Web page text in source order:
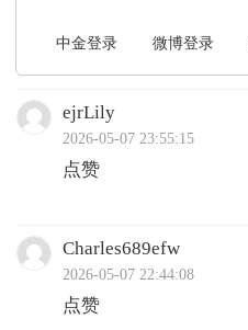
中金登录 微博登录
ejrLily
2026-05-07 23:55:15
点赞
Charles689efw
2026-05-07 22:44:08
点赞